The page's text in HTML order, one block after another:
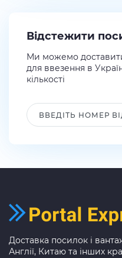
Відстежити
Ми можемо
для ввезення в
кількості
Доставка посилок і
Англії, Китаю та інших